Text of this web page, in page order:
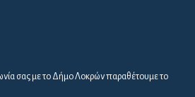
σας με το Δήμο Λοκρών παραθέτουμε το